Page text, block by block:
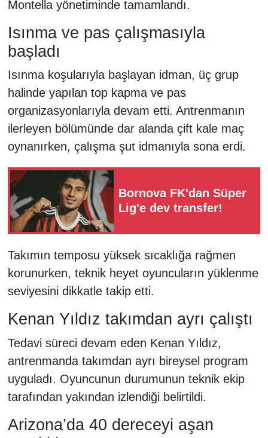
Montella yönetiminde tamamlandı.
Isınma ve pas çalışmasıyla
başladı
Isınma koşularıyla başlayan idman, üç grup
halinde yapılan top kapma ve pas
organizasyonlarıyla devam etti. Antrenmanın
ilerleyen bölümünde dar alanda çift kale maç
oynanırken, çalışma şut idmanıyla sona erdi.
Bornova FK'dan Süper
Lig'e dev transfer!
Takımın temposu yüksek sıcaklığa rağmen
korunurken, teknik heyet oyuncuların yüklenme
seviyesini dikkatle takip etti.
Kenan Yıldız takımdan ayrı çalıştı
Tedavi süreci devam eden Kenan Yıldız,
antrenmanda takımdan ayrı bireysel program
uyguladı. Oyuncunun durumunun teknik ekip
tarafından yakından izlendiği belirtildi.
Arizona’da 40 dereceyi aşan